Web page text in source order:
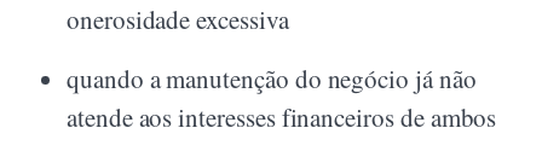
onerosidade excessiva
quando a manutenção do negócio já não
atende aos interesses financeiros de ambos